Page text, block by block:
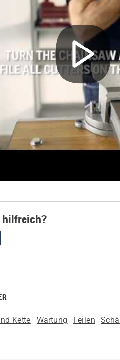
hilfreich?
Kette Wartung Feilen